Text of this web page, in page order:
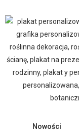
Nowości